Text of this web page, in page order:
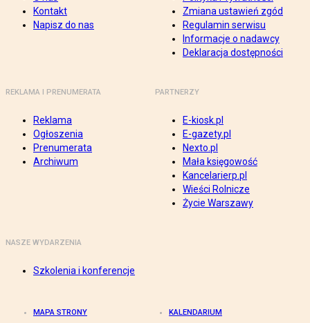
Kontakt
Napisz do nas
Zmiana ustawień zgód
Regulamin serwisu
Informacje o nadawcy
Deklaracja dostępności
REKLAMA I PRENUMERATA
Reklama
Ogłoszenia
Prenumerata
Archiwum
PARTNERZY
E-kiosk.pl
E-gazety.pl
Nexto.pl
Mała księgowość
Kancelarierp.pl
Wieści Rolnicze
Życie Warszawy
NASZE WYDARZENIA
Szkolenia i konferencje
MAPA STRONY KALENDARIUM